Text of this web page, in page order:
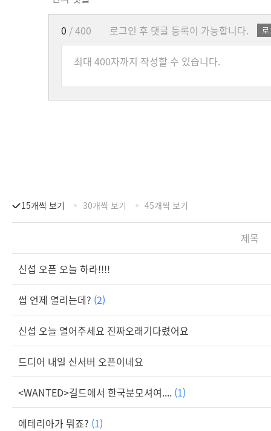
로그인 후 댓글 등록이 가능합니다.
0 / 400
15개씩 보기 30개씩 보기 45개씩 보기
제목
신섭 오픈 오늘 하라!!!!
썹 언제 열리는데? (2)
신섭 오늘 열어주세요 진짜오래기다렸어요
드디어 내일 신서버 오픈이네요
<WANTED>길드에서 한국분모셔여.... (1)
에테리아가 뭐죠? (1)